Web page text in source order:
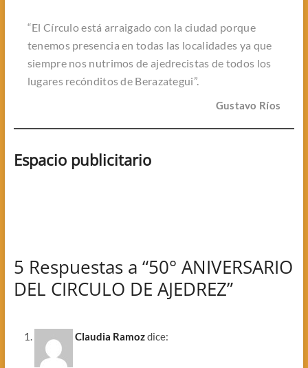
“El Círculo está arraigado con la ciudad porque
tenemos presencia en todas las localidades ya que
siempre nos nutrimos de ajedrecistas de todos los
lugares recónditos de Berazategui”.
Gustavo Ríos
Espacio publicitario
5 Respuestas a “50° ANIVERSARIO
DEL CIRCULO DE AJEDREZ”
Claudia Ramozdice: